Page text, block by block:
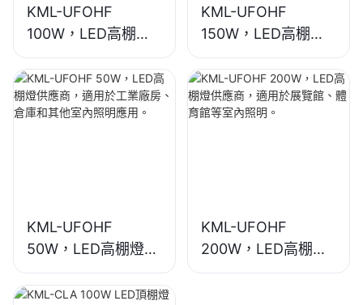
KML-UFOHF
100W，LED高棚燈
供應商，適用於工業
廠房、倉庫和其他室
內照明應用。
KML-UFOHF
150W，LED高棚燈
供應商，適用於工業
廠房、體育館等室內
照明。
KML-UFOHF
50W，LED高棚燈供
應商，適用於工業廠
房、倉庫和其他室內
KML-UFOHF
200W，LED高棚燈
供應商，適用於展覽